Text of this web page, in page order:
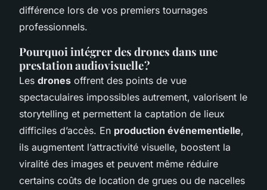
différence lors de vos premiers tournages
professionnels.
Pourquoi intégrer des drones dans une
prestation audiovisuelle ?
Les drones offrent des points de vue
spectaculaires impossibles autrement, valorisent le
storytelling et permettent la captation de lieux
difficiles d’accès. En production événementielle,
ils augmentent l’attractivité visuelle, boostent la
viralité des images et peuvent même réduire
certains coûts de location de grues ou de nacelles